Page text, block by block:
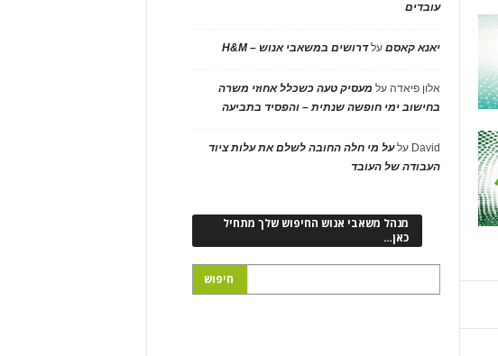
עובדים
יאנא קאסםעלדרושים במשאבי אנוש – H&M
אלון פיאדה על מעסיק טעה כשכלל אחוזי משרה
בחישוב ימי חופשה שנתית – והפסיד בתביעה
David עלעל מי חלה החובה לשלם את עלות ציוד
העבודה של העובד
מנהל משאבי אנוש החיפוש שלך מתחיל
כאן…